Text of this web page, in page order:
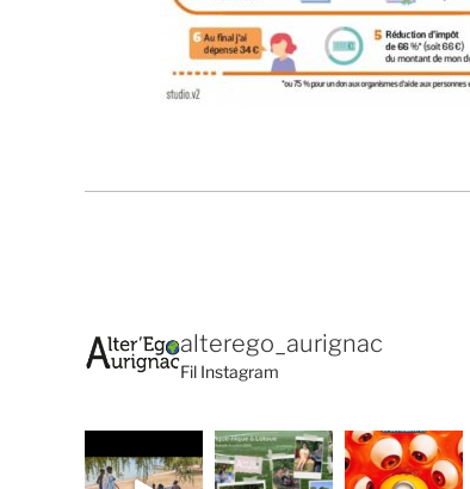
alterego_aurignac
Fil Instagram